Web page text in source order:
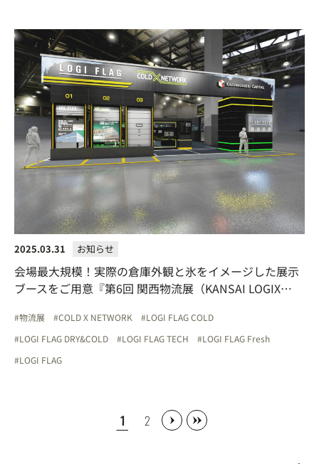
2025.03.31 お知らせ
会場最大規模！実際の倉庫外観と氷をイメージした展示
ブースをご用意『第6回 関西物流展（KANSAI LOGIX
物流展 COLD X NETWORK
LOGI FLAG COLD
LOGI FLAG DRY&COLD
LOGI FLAG TECH
LOGI FLAG Fresh
LOGI FLAG
1 2